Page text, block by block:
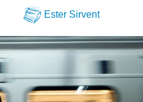
Ester Sirvent